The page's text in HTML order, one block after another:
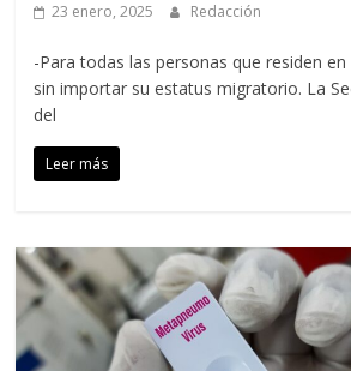
23 enero, 2025 Redacción
-Para todas las personas que residen
sin importar su estatus migratorio. La
del
Leer más